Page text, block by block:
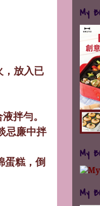
，放入已
拌勻。
忌廉中拌
蛋糕，倒
My
My
My